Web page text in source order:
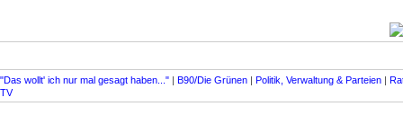
"Das wollt' ich nur mal gesagt haben..." | B90/Die Grünen | Politik, Verwaltung & Parteien |
TV